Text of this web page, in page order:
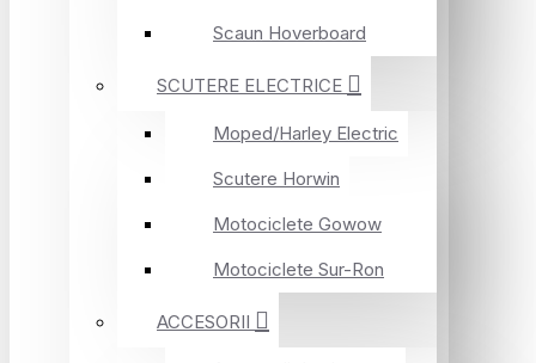
Scaun Hoverboard
SCUTERE ELECTRICE
Moped/Harley Electric
Scutere Horwin
Motociclete Gowow
Motociclete Sur-Ron
ACCESORII